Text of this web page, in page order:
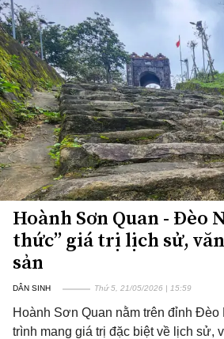
Hoành Sơn Quan - Đèo
thức” giá trị lịch sử,
sản
DÂN SINH Thứ 5, 21/05/2026 | 15:59
Hoành Sơn Quan nằm trên đỉnh Đèo
trình mang giá trị đặc biệt về lịch sử,